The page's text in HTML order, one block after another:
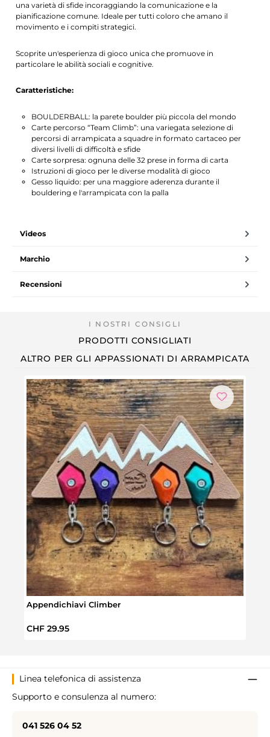
una varietà di sfide incoraggiando la comunicazione e la
pianificazione comune. Ideale per tutti coloro che amano il
movimento e i compiti strategici.
Scoprite un'esperienza di gioco unica che promuove in
particolare le abilità sociali e cognitive.
Caratteristiche:
BOULDERBALL: la parete boulder più piccola del mondo
Carte percorso “Team Climb”: una variegata selezione di
percorsi di arrampicata a squadre in formato cartaceo per
diversi livelli di difficoltà e sfide
Carte sorpresa: ognuna delle 32 prese in forma di carta
Istruzioni di gioco per le diverse modalità di gioco
Gesso liquido: per una maggiore aderenza durante il
bouldering e l'arrampicata con la palla
Videos
Marchio
Recensioni
PRODOTTI CONSIGLIATI
ALTRO PER GLI APPASSIONATI DI ARRAMPICATA
Appendichiavi Climber
Prezzo normale:
CHF 29.95
Linea telefonica di assistenza
Supporto e consulenza al numero:
041 526 04 52